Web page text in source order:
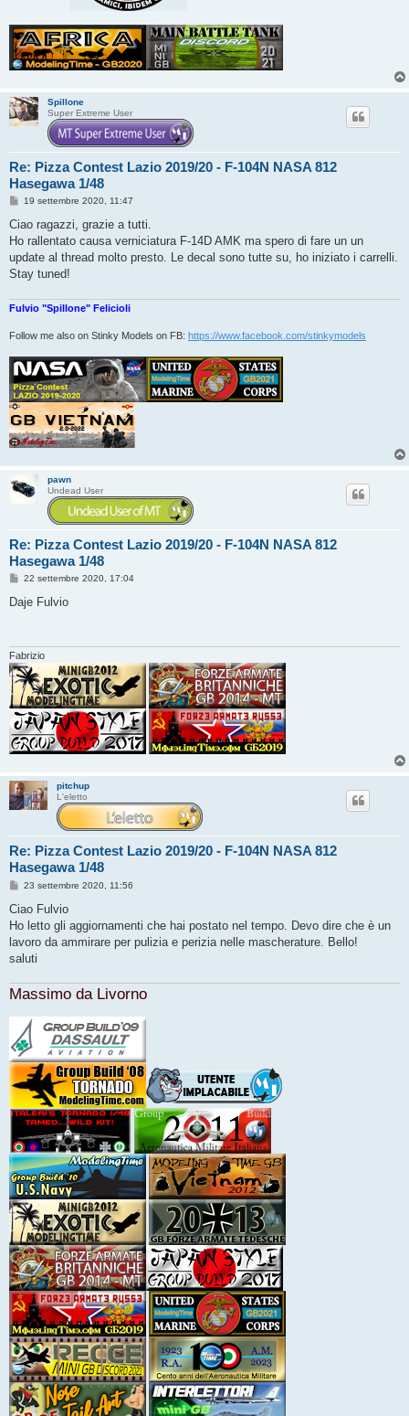
Spillone
Super Extreme User
Re: Pizza Contest Lazio 2019/20 - F-104N NASA 812
Hasegawa 1/48
M
s
a
g
i
19 settembre 2020, 11:47
Ciao ragazzi, grazie a tutti.
Ho rallentato causa verniciatura F-14D AMK ma spero di fare un un
update al thread molto presto. Le decal sono tutte su, ho iniziato i carrelli.
Stay tuned!
Fulvio "Spillone" Felicioli
Follow me also on Stinky Models on FB: https://www.facebook.com/stinkymodels
pawn
Undead User
Re: Pizza Contest Lazio 2019/20 - F-104N NASA 812
Hasegawa 1/48
M
s
s
i
o
22 settembre 2020, 17:04
Daje Fulvio
Fabrizio
pitchup
L'eletto
Re: Pizza Contest Lazio 2019/20 - F-104N NASA 812
Hasegawa 1/48
M
s
a
g
i
23 settembre 2020, 11:56
Ciao Fulvio
Ho letto gli aggiornamenti che hai postato nel tempo. Devo dire che è un
lavoro da ammirare per pulizia e perizia nelle mascherature. Bello!
saluti
Massimo da Livorno